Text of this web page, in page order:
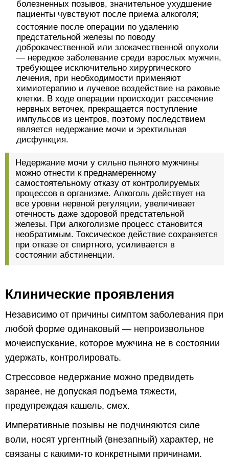
болезненных позывов, значительное ухудшение
пациенты чувствуют после приема алкоголя;
состояние после операции по удалению
предстательной железы по поводу
доброкачественной или злокачественной опухоли
— нередкое заболевание среди взрослых мужчин,
требующее исключительно хирургического
лечения, при необходимости применяют
химиотерапию и лучевое воздействие на раковые
клетки. В ходе операции происходит рассечение
нервных веточек, прекращается поступление
импульсов из центров, поэтому последствием
является недержание мочи и эректильная
дисфункция.
Недержание мочи у сильно пьяного мужчины
можно отнести к преднамеренному
самостоятельному отказу от контролируемых
процессов в организме. Алкоголь действует на
все уровни нервной регуляции, увеличивает
отечность даже здоровой предстательной
железы. При алкоголизме процесс становится
необратимым. Токсическое действие сохраняется
при отказе от спиртного, усиливается в
состоянии абстиненции.
Клинические проявления
Независимо от причины симптом заболевания при
любой форме одинаковый — непроизвольное
мочеиспускание, которое мужчина не в состоянии
удержать, контролировать.
Стрессовое недержание можно предвидеть
заранее, не допуская подъема тяжести,
предупреждая кашель, смех.
Императивные позывы не подчиняются силе
воли, носят ургентный (внезапный) характер, не
связаны с какими-то конкретными причинами.